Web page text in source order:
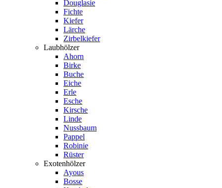
Douglasie
Fichte
Kiefer
Lärche
Zirbelkiefer
Laubhölzer
Ahorn
Birke
Buche
Eiche
Erle
Esche
Kirsche
Linde
Nussbaum
Pappel
Robinie
Rüster
Exotenhölzer
Ayous
Bosse